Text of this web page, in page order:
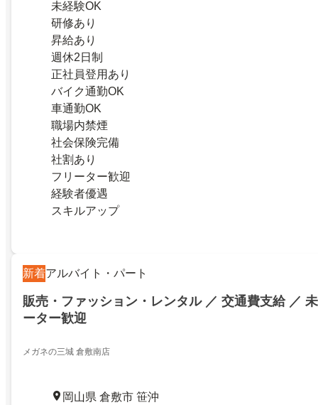
未経験OK
研修あり
昇給あり
週休2日制
正社員登用あり
バイク通勤OK
車通勤OK
職場内禁煙
社会保険完備
社割あり
フリーター歓迎
経験者優遇
スキルアップ
新着アルバイト・パート
販売・ファッション・レンタル ／ 交通費支給 ／
ーター歓迎
メガネの三城 倉敷南店
岡山県 倉敷市 笹沖